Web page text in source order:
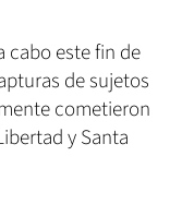
cabo este fin de
de sujetos
cometieron
y Santa